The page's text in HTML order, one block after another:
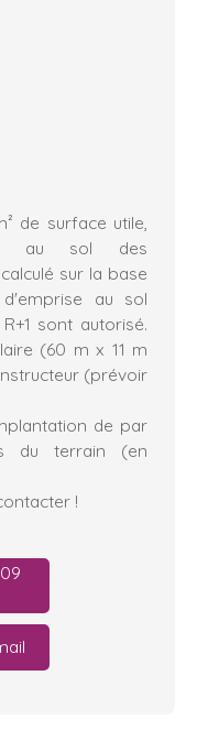
de surface utile,
au sol des
sur la base
au sol
sont autorisé.
(60 m x 11 m
(prévoir
de par
du terrain (en
!